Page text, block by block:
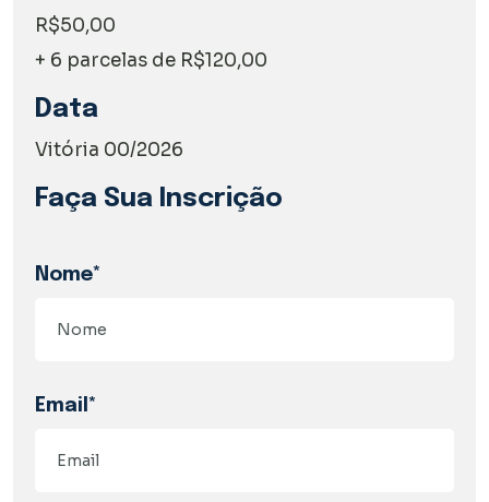
R$50,00
+ 6 parcelas de R$120,00
Data
Vitória 00/2026
Faça Sua Inscrição
Nome*
Email*